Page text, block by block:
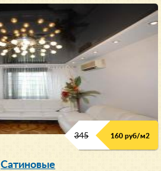
345 160 руб/м2
Сатиновые